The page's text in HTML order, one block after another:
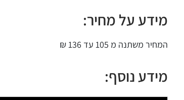
מידע על מחיר:
המחיר משתנה מ 105 עד 136 ₪
מידע נוסף: